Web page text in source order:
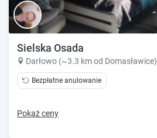
Sielska Osada
Darłowo (~3.3 km od Domasławice)
Bezpłatne anulowanie
Pokaż ceny